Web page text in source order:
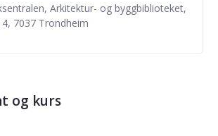
Arkitektur- og byggbiblioteket,
7037 Trondheim
og kurs